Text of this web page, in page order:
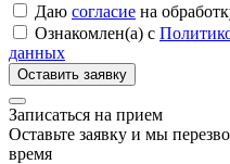
Даю согласие на
Ознакомлен(а) с
данных
Записаться на прием
Оставьте заявку и мы
время